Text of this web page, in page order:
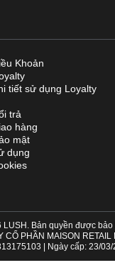
Khoản
tiết sử dụng Loyalty
trả
hàng
mật
dụng
Bản quyền được bảo
PHẦN MAISON RETAIL
| Ngày cấp: 23/